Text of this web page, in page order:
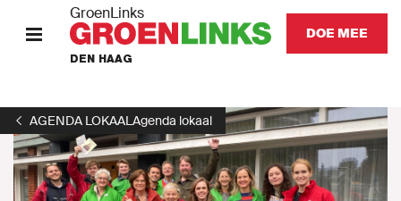
GroenLinks
DEN HAAG
DOE MEE
AGENDA LOKAALAgenda lokaal
HOME
STANDPUNTEN
KOM IN ACTIE